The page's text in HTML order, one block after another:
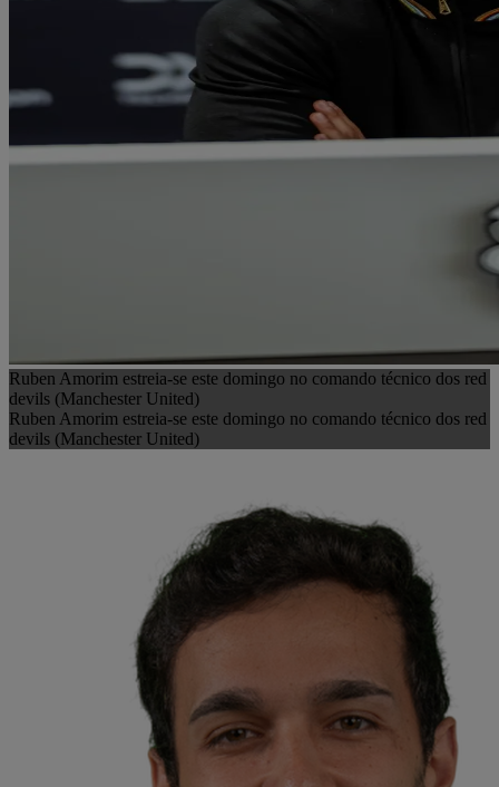
Ruben Amorim estreia-se este domingo no comando técnico dos red
devils (Manchester United)
Ruben Amorim estreia-se este domingo no comando técnico dos red
devils (Manchester United)